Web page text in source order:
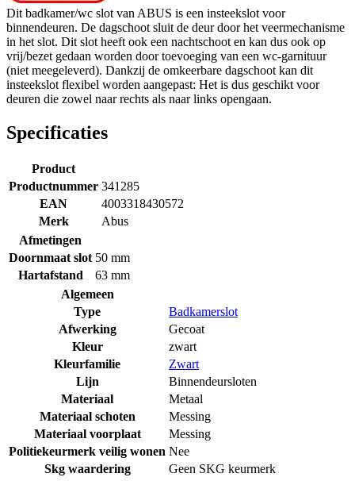
Dit badkamer/wc slot van ABUS is een insteekslot voor
binnendeuren. De dagschoot sluit de deur door het veermechanisme
in het slot. Dit slot heeft ook een nachtschoot en kan dus ook op
vrij/bezet gedaan worden door toevoeging van een wc-garnituur
(niet meegeleverd). Dankzij de omkeerbare dagschoot kan dit
insteekslot flexibel worden aangepast: Het is dus geschikt voor
deuren die zowel naar rechts als naar links opengaan.
Specificaties
Product
Productnummer 341285
EAN
4003318430572
Merk
Abus
Afmetingen
Doornmaat slot 50 mm
Hartafstand
63 mm
Algemeen
Type
Badkamerslot
Afwerking
Gecoat
Kleur
zwart
Kleurfamilie
Zwart
Lijn
Binnendeursloten
Materiaal
Metaal
Materiaal schoten
Messing
Materiaal voorplaat
Messing
Politiekeurmerk veilig wonen Nee
Skg waardering
Geen SKG keurmerk